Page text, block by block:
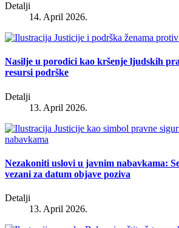
Detalji
14. April 2026.
Nasilje u porodici kao kršenje ljudskih
resursi podrške
Detalji
13. April 2026.
Nezakoniti uslovi u javnim nabavkama:
vezani za datum objave poziva
Detalji
13. April 2026.